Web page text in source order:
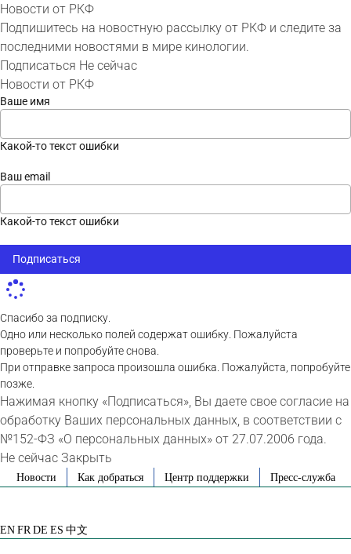
Новости от РКФ
Подпишитесь на новостную рассылку от РКФ и следите за
последними новостями в мире кинологии.
Подписаться Не сейчас
Новости от РКФ
Ваше имя
Какой-то текст ошибки
Ваш email
Какой-то текст ошибки
Подписаться
Спасибо за подписку.
Одно или несколько полей содержат ошибку. Пожалуйста
проверьте и попробуйте снова.
При отправке запроса произошла ошибка. Пожалуйста, попробуйте
позже.
Нажимая кнопку «Подписаться», Вы даете свое согласие на
обработку Ваших персональных данных, в соответствии с
№152-ФЗ «О персональных данных» от 27.07.2006 года.
Не сейчас Закрыть
SkipНовости Как добраться Центр поддержки Пресс-служба
EN FR DE ES 中文